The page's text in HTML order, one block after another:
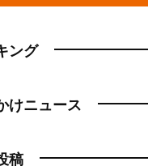
ング
けニュース
稿